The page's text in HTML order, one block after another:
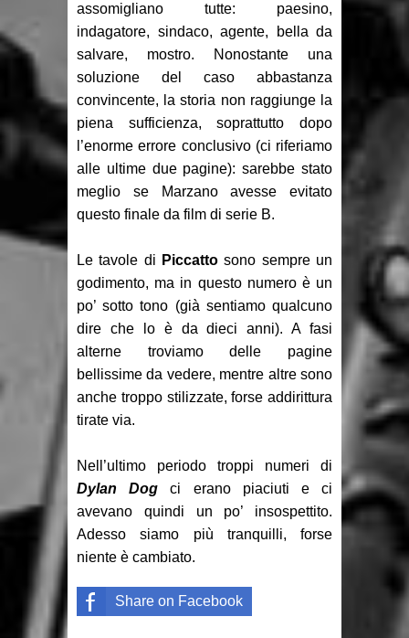
assomigliano tutte: paesino,
indagatore, sindaco, agente, bella da
salvare, mostro. Nonostante una
soluzione del caso abbastanza
convincente, la storia non raggiunge la
piena sufficienza, soprattutto dopo
l’enorme errore conclusivo (ci riferiamo
alle ultime due pagine): sarebbe stato
meglio se Marzano avesse evitato
questo finale da film di serie B.
Le tavole di Piccattosono sempre un
godimento, ma in questo numero è un
po’ sotto tono (già sentiamo qualcuno
dire che lo è da dieci anni). A fasi
alterne troviamo delle pagine
bellissime da vedere, mentre altre sono
anche troppo stilizzate, forse addirittura
tirate via.
Nell’ultimo periodo troppi numeri di
Dylan Dog ci erano piaciuti e ci
avevano quindi un po’ insospettito.
Adesso siamo più tranquilli, forse
niente è cambiato.
Share on Facebook